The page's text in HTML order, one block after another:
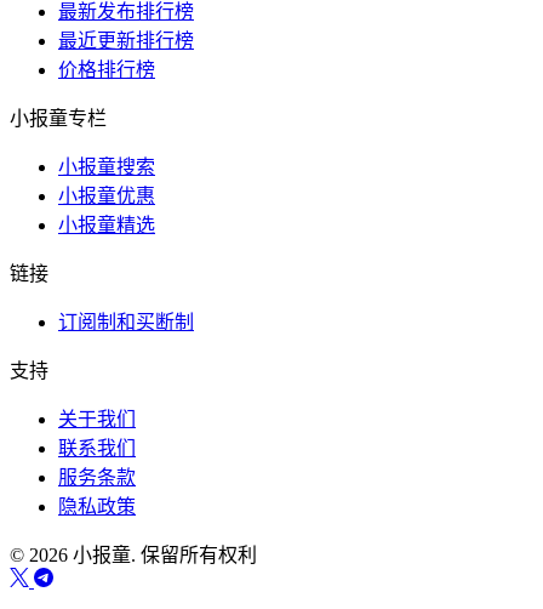
最新发布排行榜
最近更新排行榜
价格排行榜
小报童专栏
小报童搜索
小报童优惠
小报童精选
链接
订阅制和买断制
支持
关于我们
联系我们
服务条款
隐私政策
© 2026 小报童. 保留所有权利